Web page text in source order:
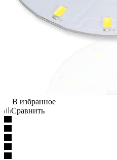
В избранное
Сравнить